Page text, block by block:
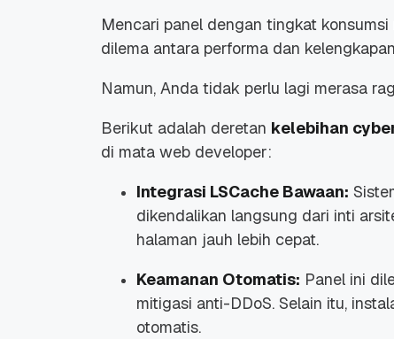
Mencari panel dengan tingkat
dilema antara performa dan
Namun, Anda tidak perlu lagi merasa
Berikut adalah deretan kelebihan
di mata web developer:
Integrasi LSCache Bawaan:
dikendalikan langsung dari inti
halaman jauh lebih cepat.
Keamanan Otomatis: Panel ini
mitigasi anti-DDoS. Selain itu,
otomatis.